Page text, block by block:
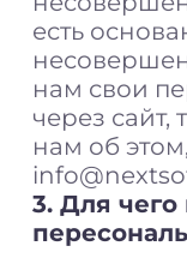
есть
нам свои
через
нам об
3. Для